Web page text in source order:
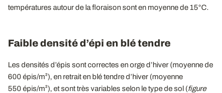
températures autour de la floraison sont en moyenne de 15°C.
Faible densité d’épi en blé tendre
Les densités d’épis sont correctes en orge d’hiver (moyenne de
600 épis/m²), en retrait en blé tendre d’hiver (moyenne
550 épis/m²), et sont très variables selon le type de sol (figure